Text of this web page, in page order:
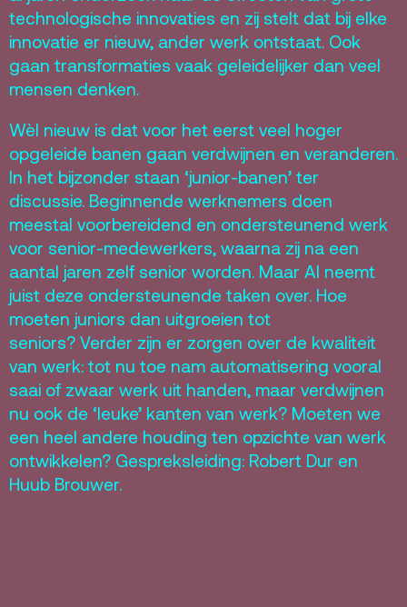
technologische innovaties en zij stelt dat bij elke
innovatie er nieuw, ander werk ontstaat. Ook
gaan transformaties vaak geleidelijker dan veel
mensen denken.
Wèl nieuw is dat voor het eerst veel hoger
opgeleide banen gaan verdwijnen en veranderen.
In het bijzonder staan ‘junior-banen’ ter
discussie. Beginnende werknemers doen
meestal voorbereidend en ondersteunend werk
voor senior-medewerkers, waarna zij na een
aantal jaren zelf senior worden. Maar AI neemt
juist deze ondersteunende taken over. Hoe
moeten juniors dan uitgroeien tot
seniors? Verder zijn er zorgen over de kwaliteit
van werk: tot nu toe nam automatisering vooral
saai of zwaar werk uit handen, maar verdwijnen
nu ook de ‘leuke’ kanten van werk? Moeten we
een heel andere houding ten opzichte van werk
ontwikkelen? Gespreksleiding: Robert Dur en
Huub Brouwer.